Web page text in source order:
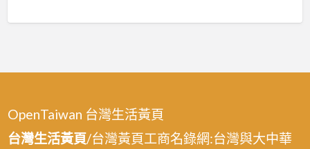
OpenTaiwan 台灣生活黃頁
台灣生活黃頁/台灣黃頁工商名錄網:台灣與大中華